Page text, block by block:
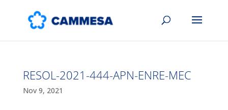
RESOL-2021-444-APN-ENRE-MEC
Nov 9, 2021